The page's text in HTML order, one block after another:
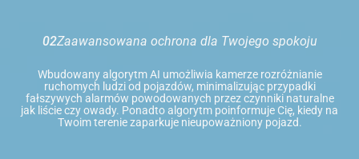
02Zaawansowana ochrona dla Twojego spokoju
Wbudowany algorytm AI umożliwia kamerze rozróżnianie
ruchomych ludzi od pojazdów, minimalizując przypadki
fałszywych alarmów powodowanych przez czynniki naturalne
jak liście czy owady. Ponadto algorytm poinformuje Cię, kiedy na
Twoim terenie zaparkuje nieupoważniony pojazd.